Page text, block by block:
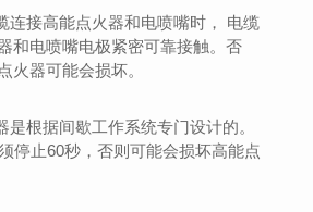
连接高能点火器和电喷嘴时， 电缆
和电喷嘴电极紧密可靠接触。否
火器可能会损坏。
是根据间歇工作系统专门设计的。
停止60秒，否则可能会损坏高能点